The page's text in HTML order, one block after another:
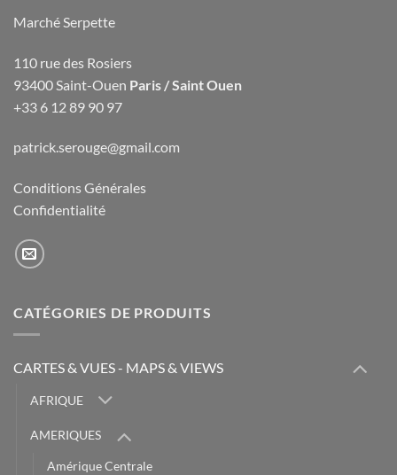
Marché Serpette
110 rue des Rosiers
93400 Saint-Ouen Paris / Saint Ouen
+33 6 12 89 90 97
patrick.serouge@gmail.com
Conditions Générales
Confidentialité
CATÉGORIES DE PRODUITS
CARTES & VUES - MAPS & VIEWS
AFRIQUE
AMERIQUES
Amérique Centrale